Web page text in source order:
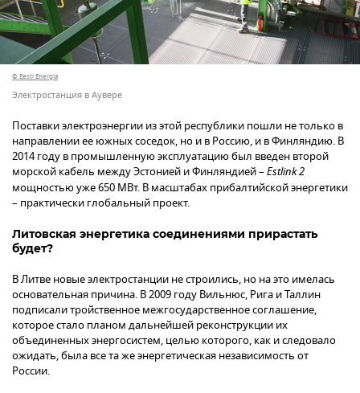
© Eesti Energia
Электростанция в Аувере
Поставки электроэнергии из этой республики пошли не только в
направлении ее южных соседок, но и в Россию, и в Финляндию. В
2014 году в промышленную эксплуатацию был введен второй
морской кабель между Эстонией и Финляндией – Estlink 2
мощностью уже 650 МВт. В масштабах прибалтийской энергетики
– практически глобальный проект.
Литовская энергетика соединениями прирастать
будет?
В Литве новые электростанции не строились, но на это имелась
основательная причина. В 2009 году Вильнюс, Рига и Таллин
подписали тройственное межгосударственное соглашение,
которое стало планом дальнейшей реконструкции их
объединенных энергосистем, целью которого, как и следовало
ожидать, была все та же энергетическая независимость от
России.